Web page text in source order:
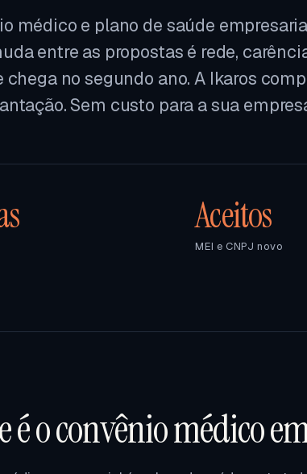
médico e plano de saúde
entre as propostas é rede,
chega no segundo ano. A Ikaros
Sem custo para a sua
Aceitos
MEI e CNPJ novo
é o convênio médico